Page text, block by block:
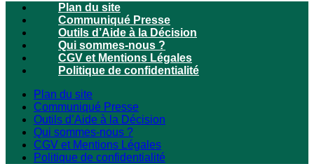
Plan du site
Communiqué Presse
Outils d’Aide à la Décision
Qui sommes-nous ?
CGV et Mentions Légales
Politique de confidentialité
Plan du site
Communiqué Presse
Outils d’Aide à la Décision
Qui sommes-nous ?
CGV et Mentions Légales
Politique de confidentialité